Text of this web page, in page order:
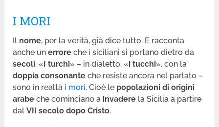
I MORI
Il nome, per la verità, già dice tutto. E racconta
anche unerroreche i siciliani si portano dietro da
secoli. « I turchi» – in dialetto, «i tucchi», con la
doppia consonanteche resiste ancora nel parlato –
sono in realtà i mori. Cioè le popolazioni di origini
arabe che cominciano a invadere la Sicilia a partire
dalVII secolo dopo Cristo.